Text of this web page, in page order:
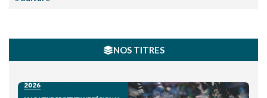
NOS TITRES